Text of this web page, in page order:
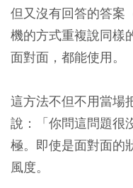
但又沒有回答的答案
機的方式重複說同樣
面對面，都能使用。
這方法不但不用當場
說：「你問這問題很
極。即使是面對面的
風度。